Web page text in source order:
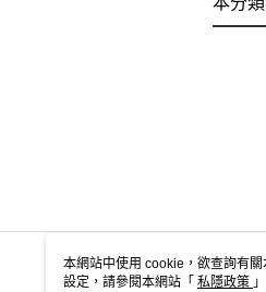
本網站中使用 cookie，欲查詢有
設定，請參閱本網站「 私隱政策